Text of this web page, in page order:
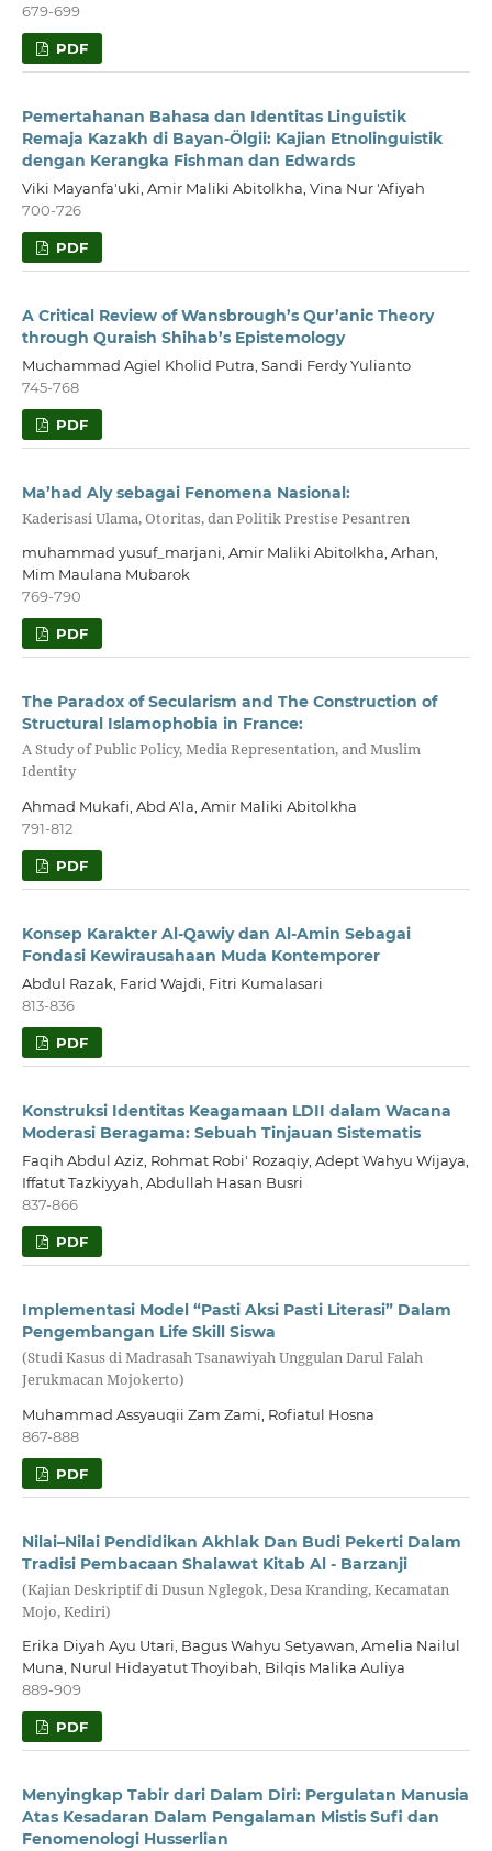
679-699
PDF
Pemertahanan Bahasa dan Identitas Linguistik
Remaja Kazakh di Bayan-Ölgii: Kajian Etnolinguistik
dengan Kerangka Fishman dan Edwards
Viki Mayanfa'uki, Amir Maliki Abitolkha, Vina Nur 'Afiyah
700-726
PDF
A Critical Review of Wansbrough’s Qur’anic Theory
through Quraish Shihab’s Epistemology
Muchammad Agiel Kholid Putra, Sandi Ferdy Yulianto
745-768
PDF
Ma’had Aly sebagai Fenomena Nasional:
Kaderisasi Ulama, Otoritas, dan Politik Prestise Pesantren
muhammad yusuf_marjani, Amir Maliki Abitolkha, Arhan,
Mim Maulana Mubarok
769-790
PDF
The Paradox of Secularism and The Construction of
Structural Islamophobia in France:
A Study of Public Policy, Media Representation, and Muslim
Identity
Ahmad Mukafi, Abd A'la, Amir Maliki Abitolkha
791-812
PDF
Konsep Karakter Al-Qawiy dan Al-Amin Sebagai
Fondasi Kewirausahaan Muda Kontemporer
Abdul Razak, Farid Wajdi, Fitri Kumalasari
813-836
PDF
Konstruksi Identitas Keagamaan LDII dalam Wacana
Moderasi Beragama: Sebuah Tinjauan Sistematis
Faqih Abdul Aziz, Rohmat Robi' Rozaqiy, Adept Wahyu Wijaya,
Iffatut Tazkiyyah, Abdullah Hasan Busri
837-866
PDF
Implementasi Model “Pasti Aksi Pasti Literasi” Dalam
Pengembangan Life Skill Siswa
(Studi Kasus di Madrasah Tsanawiyah Unggulan Darul Falah
Jerukmacan Mojokerto)
Muhammad Assyauqii Zam Zami, Rofiatul Hosna
867-888
PDF
Nilai–Nilai Pendidikan Akhlak Dan Budi Pekerti Dalam
Tradisi Pembacaan Shalawat Kitab Al - Barzanji
(Kajian Deskriptif di Dusun Nglegok, Desa Kranding, Kecamatan
Mojo, Kediri)
Erika Diyah Ayu Utari, Bagus Wahyu Setyawan, Amelia Nailul
Muna, Nurul Hidayatut Thoyibah, Bilqis Malika Auliya
889-909
PDF
Menyingkap Tabir dari Dalam Diri: Pergulatan Manusia
Atas Kesadaran Dalam Pengalaman Mistis Sufi dan
Fenomenologi Husserlian